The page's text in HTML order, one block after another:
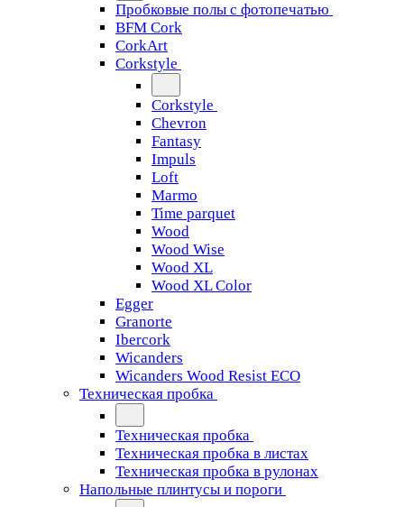
Пробковые полы с фотопечатью
BFM Cork
CorkArt
Corkstyle
Corkstyle
Chevron
Fantasy
Impuls
Loft
Marmo
Time parquet
Wood
Wood Wise
Wood XL
Wood XL Color
Egger
Granorte
Ibercork
Wicanders
Wicanders Wood Resist ECO
Техническая пробка
Техническая пробка
Техническая пробка в листах
Техническая пробка в рулонах
Напольные плинтусы и пороги